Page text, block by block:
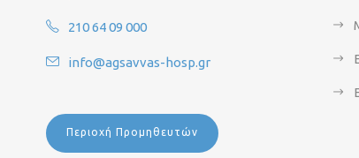
210 64 09 000
info@agsavvas-hosp.gr
Περιοχή Προμηθευτών